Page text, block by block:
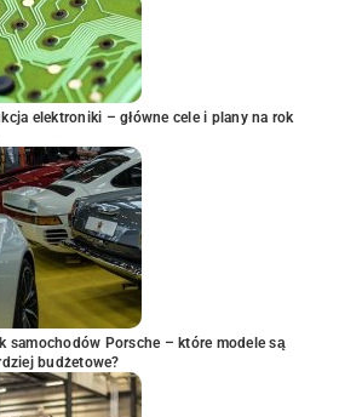
elektroniki – główne cele i plany na rok
samochodów Porsche – które modele są
budżetowe?